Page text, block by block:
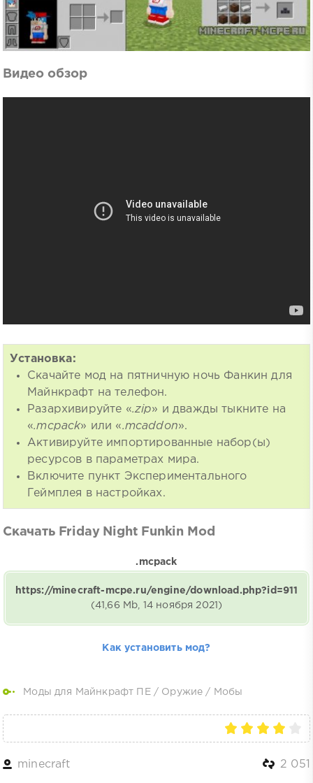
Видео обзор
Установка:
Скачайте мод на пятничную ночь Фанкин для
Майнкрафт на телефон.
Разархивируйте «.zip» и дважды тыкните на
«.mcpack» или «.mcaddon».
Активируйте импортированные набор(ы)
ресурсов в параметрах мира.
Включите пункт Экспериментального
Геймплея в настройках.
Скачать Friday Night Funkin Mod
.mcpack
https://minecraft-mcpe.ru/engine/download.php?id=911
(41,66 Mb, 14 ноября 2021)
Как установить мод?
Моды для Майнкрафт ПЕ / Оружие / Мобы
minecraft 2 051